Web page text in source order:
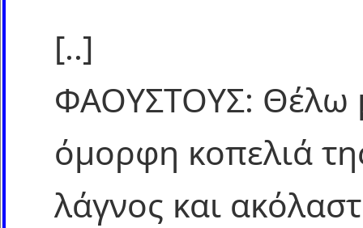
[..]
ΦΑΟΥΣΤΟΥΣ: Θέλω
όμορφη κοπελιά
λάγνος και